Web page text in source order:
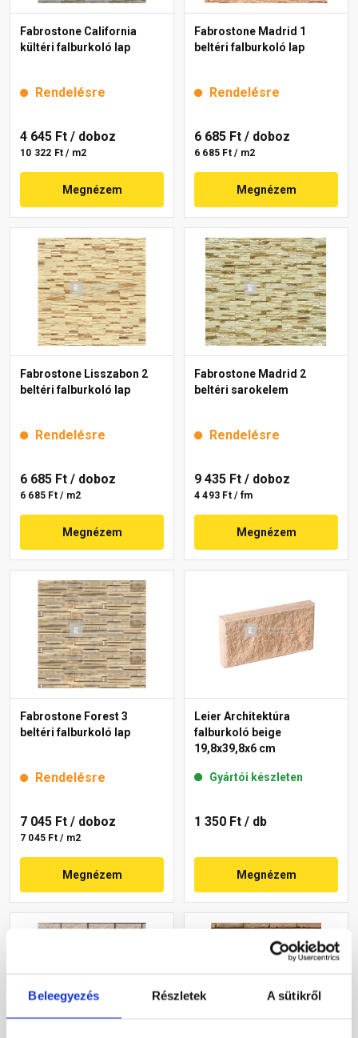
Beleegyezés Részletek A sütikről
Fabrostone California
kültéri falburkoló lap
Rendelésre
4 645 Ft / doboz
10 322 Ft / m2
Megnézem
Fabrostone Madrid 1
beltéri falburkoló lap
Rendelésre
6 685 Ft / doboz
6 685 Ft / m2
Megnézem
Fabrostone Lisszabon 2
beltéri falburkoló lap
Rendelésre
6 685 Ft / doboz
6 685 Ft / m2
Megnézem
Fabrostone Madrid 2
beltéri sarokelem
Rendelésre
9 435 Ft / doboz
4 493 Ft / fm
Megnézem
Fabrostone Forest 3
beltéri falburkoló lap
Rendelésre
7 045 Ft / doboz
7 045 Ft / m2
Megnézem
Leier Architektúra
falburkoló beige
19,8x39,8x6 cm
Gyártói készleten
1 350 Ft / db
Megnézem